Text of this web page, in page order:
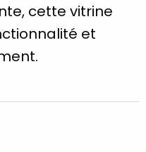
cette vitrine
et